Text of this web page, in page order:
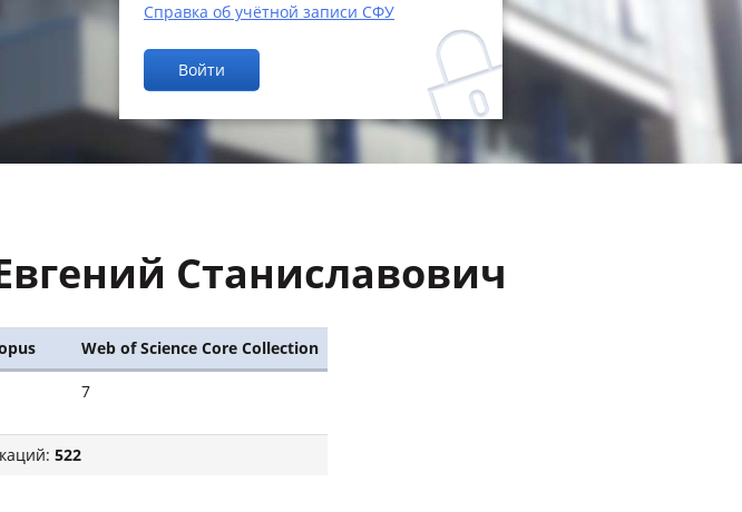
Справка об учётной записи СФУ
Войти
Станиславович
Web of Science Core Collection
7
522